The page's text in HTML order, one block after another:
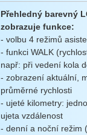
Přehledný barevný
zobrazuje funkce:
- volbu 4 režimů
- funkci WALK
např: při vedení kola
- zobrazení aktuální,
průměrné rychlosti
- ujeté kilometry:
ujeta vzdálenost
- denní a noční režim